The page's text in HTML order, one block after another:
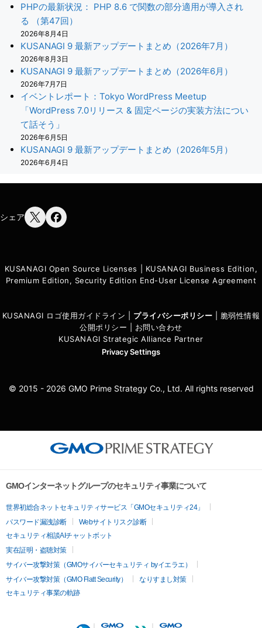
PHPの最新状況： PHP 8.6 で関数の部分適用が導入され
る （第47回）
2026年8月4日
KUSANAGI 9 最新アップデートまとめ（2026年7月）
2026年8月3日
KUSANAGI 9 最新アップデートまとめ（2026年6月）
2026年7月7日
イベントレポート：Tokyo WordPress Meetup
「WordPress 7.0リリース & 固定ページの実装方法につい
て話そう」
2026年6月5日
KUSANAGI 9 最新アップデートまとめ（2026年5月）
2026年6月4日
シェア
KUSANAGI Open Source Licenses
KUSANAGI Business Edition,
Premium Edition, Security Edition End-User License Agreement
KUSANAGI ロゴ使用ガイドライン プライバシーポリシー
脆弱性情報
公開ポリシー
お問い合わせ
KUSANAGI Strategic Alliance Partner
Privacy Settings
© 2015 - 2026 GMO Prime Strategy Co., Ltd. All rights reserved
GMOインターネットグループのセキュリティ事業について
世界初総合ネットセキュリティサービス「GMOセキュリティ24」
パスワード漏洩診断
Webサイトリスク診断
セキュリティ相談AIチャットボット
実在証明・盗聴対策
サイバー攻撃対策（GMOサイバーセキュリティ byイエラエ）
サイバー攻撃対策（GMO Flatt Security）
なりすまし対策
セキュリティ事業の軌跡